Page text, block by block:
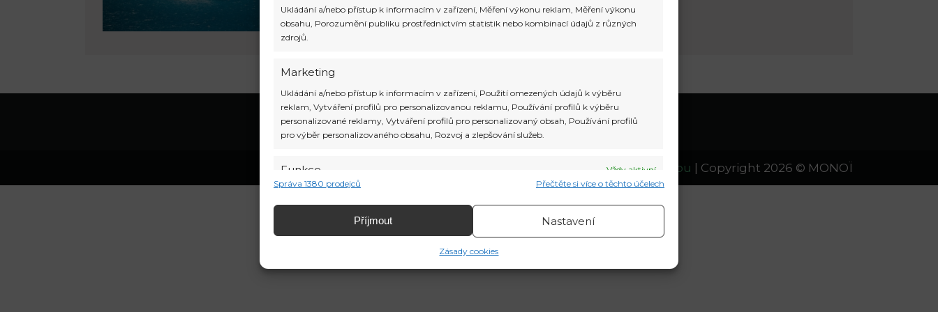
Ukládání a/nebo přístup k informacím v zařízení, Měření výkonu reklam, Měření výkonu
obsahu, Porozumění publiku prostřednictvím statistik nebo kombinací údajů z různých
zdrojů.
Marketing
Ukládání a/nebo přístup k informacím v zařízení, Použití omezených údajů k výběru
reklam, Vytváření profilů pro personalizovanou reklamu, Používání profilů k výběru
personalizované reklamy, Vytváření profilů pro personalizovaný obsah, Používání profilů
pro výběr personalizovaného obsahu, Rozvoj a zlepšování služeb.
Funkce
Vždy aktivní
Přiřazování a kombinování údajů z jiných zdrojů údajů, Propojení různých
zařízení, Identifikace zařízení na základě automaticky přenášených informací.
Zajištění bezpečnosti, předcházení a zjišťování podvodů a
odstraňování chyb, Poskytování a zobrazování reklamy a
obsahu, Ukládání a sdělování voleb ochrany osobních údajů.
Správa 1380 prodejců Přečtěte si více o těchto účelech
Příjmout Nastavení
Zásady cookies
Tipy kdy a kam na dovolenou | Copyright 2026 © MONOЇ